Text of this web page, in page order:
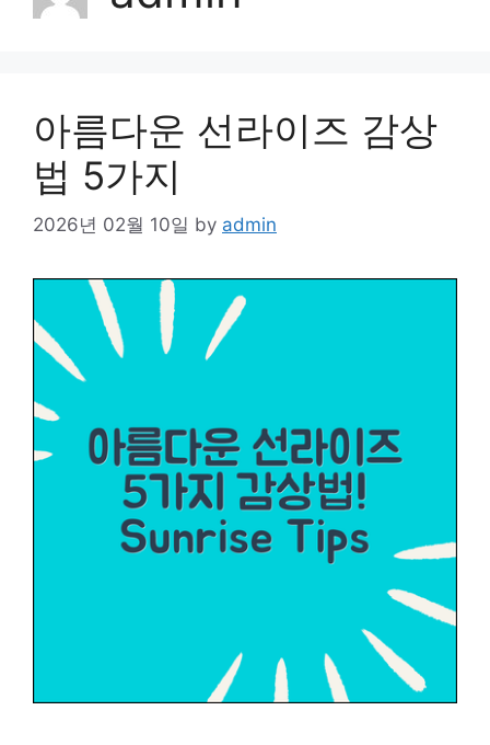
아름다운 선라이즈 감상
법 5가지
2026년 02월 10일 by admin